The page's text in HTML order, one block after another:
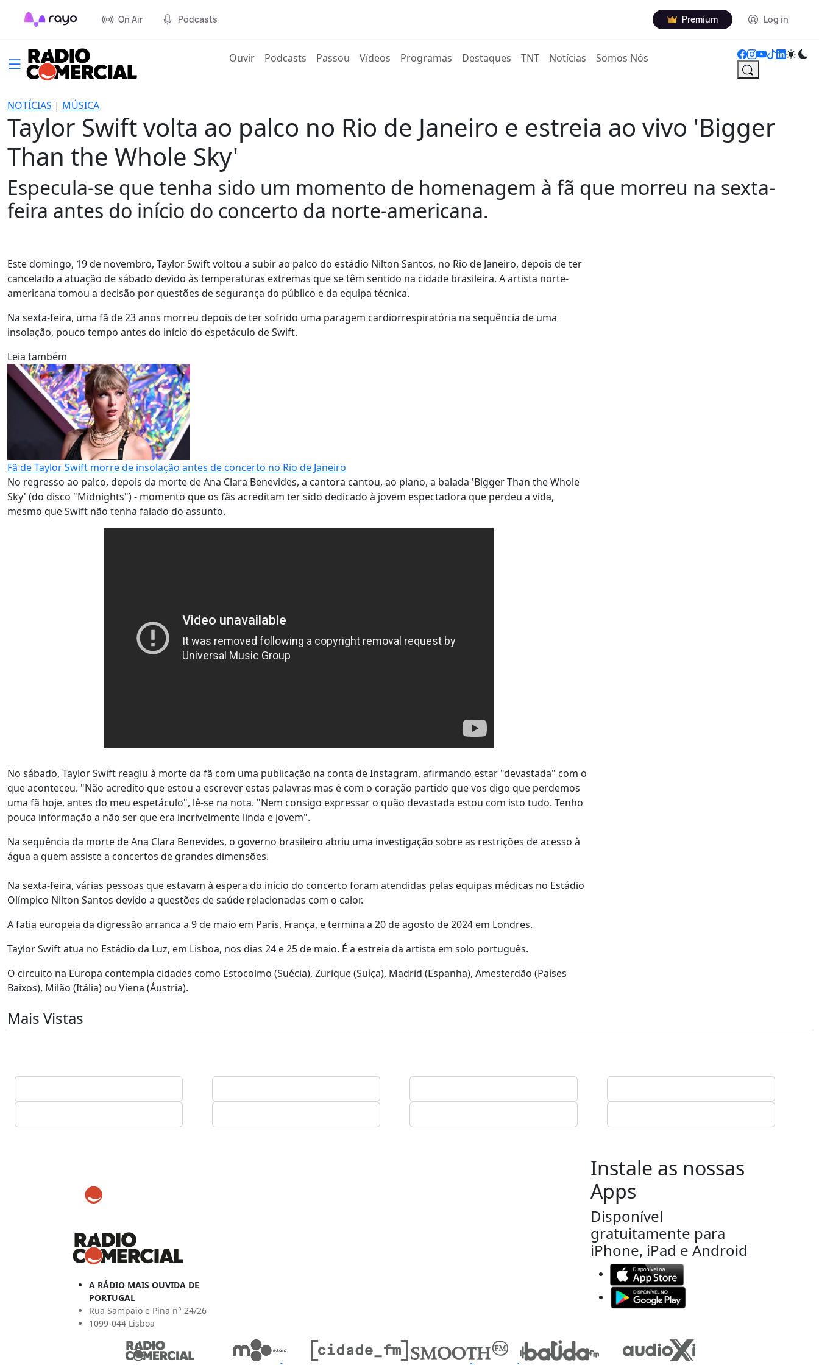
On Air Podcasts Premium Log in
Ouvir(current)
Podcasts Passou Vídeos Programas Destaques TNT Notícias Somos Nós
NOTÍCIAS | MÚSICA
Taylor Swift volta ao palco no Rio de Janeiro e estreia ao vivo 'Bigger
Than the Whole Sky'
Especula-se que tenha sido um momento de homenagem à fã que morreu na sexta-
feira antes do início do concerto da norte-americana.
Este domingo, 19 de novembro, Taylor Swift voltou a subir ao palco do estádio Nilton Santos, no Rio de Janeiro, depois de ter
cancelado a atuação de sábado devido às temperaturas extremas que se têm sentido na cidade brasileira. A artista norte-
americana tomou a decisão por questões de segurança do público e da equipa técnica.
Na sexta-feira, uma fã de 23 anos morreu depois de ter sofrido uma paragem cardiorrespiratória na sequência de uma
insolação, pouco tempo antes do início do espetáculo de Swift.
Leia também
Fã de Taylor Swift morre de insolação antes de concerto no Rio de Janeiro
No regresso ao palco, depois da morte de Ana Clara Benevides, a cantora cantou, ao piano, a balada 'Bigger Than the Whole
Sky' (do disco "Midnights") - momento que os fãs acreditam ter sido dedicado à jovem espectadora que perdeu a vida,
mesmo que Swift não tenha falado do assunto.
No sábado, Taylor Swift reagiu à morte da fã com uma publicação na conta de Instagram, afirmando estar "devastada" com o
que aconteceu. "Não acredito que estou a escrever estas palavras mas é com o coração partido que vos digo que perdemos
uma fã hoje, antes do meu espetáculo", lê-se na nota. "Nem consigo expressar o quão devastada estou com isto tudo. Tenho
pouca informação a não ser que era incrivelmente linda e jovem".
Na sequência da morte de Ana Clara Benevides, o governo brasileiro abriu uma investigação sobre as restrições de acesso à
água a quem assiste a concertos de grandes dimensões.
Na sexta-feira, várias pessoas que estavam à espera do início do concerto foram atendidas pelas equipas médicas no Estádio
Olímpico Nilton Santos devido a questões de saúde relacionadas com o calor.
A fatia europeia da digressão arranca a 9 de maio em Paris, França, e termina a 20 de agosto de 2024 em Londres.
Taylor Swift atua no Estádio da Luz, em Lisboa, nos dias 24 e 25 de maio. É a estreia da artista em solo português.
O circuito na Europa contempla cidades como Estocolmo (Suécia), Zurique (Suíça), Madrid (Espanha), Amesterdão (Países
Baixos), Milão (Itália) ou Viena (Áustria).
Mais Vistas
A RÁDIO MAIS OUVIDA DE
PORTUGAL
Rua Sampaio e Pina n° 24/26
1099-044 Lisboa
Instale as nossas
Apps
Disponível
gratuitamente para
iPhone, iPad e Android